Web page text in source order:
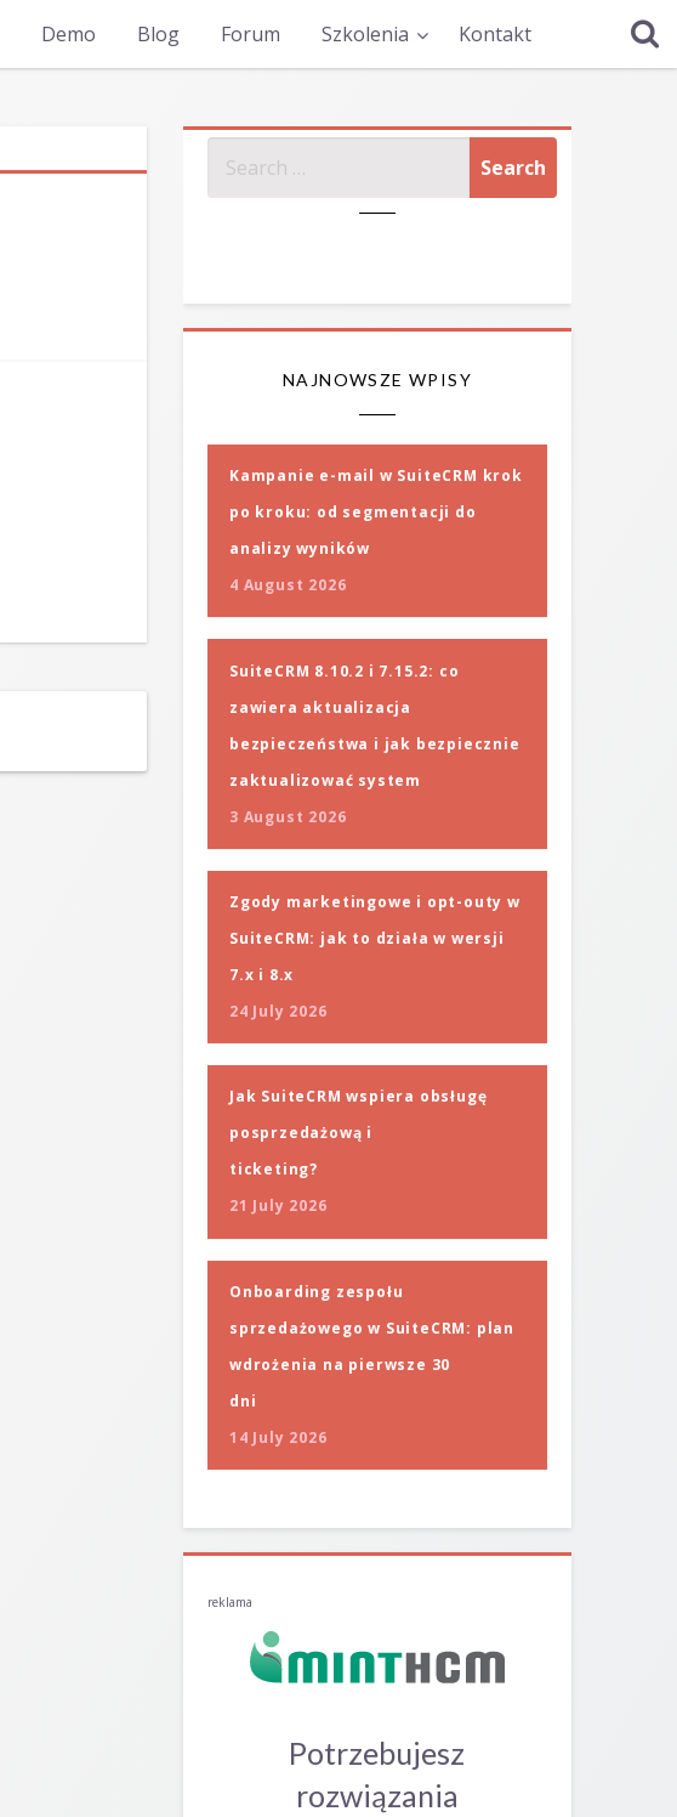
Demo Blog Forum Szkolenia Kontakt
NAJNOWSZE WPISY
Kampanie e-mail w SuiteCRM krok
po kroku: od segmentacji do
analizy wyników
4 August 2026
SuiteCRM 8.10.2 i 7.15.2: co
zawiera aktualizacja
bezpieczeństwa i jak bezpiecznie
zaktualizować system
3 August 2026
Zgody marketingowe i opt-outy w
SuiteCRM: jak to działa w wersji
7.x i 8.x
24 July 2026
Jak SuiteCRM wspiera obsługę
posprzedażową i
ticketing?
21 July 2026
Onboarding zespołu
sprzedażowego w SuiteCRM: plan
wdrożenia na pierwsze 30
dni
14 July 2026
reklama
Potrzebujesz
rozwiązania